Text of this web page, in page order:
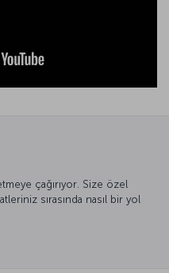
çağırıyor. Size özel
sırasında nasıl bir yol